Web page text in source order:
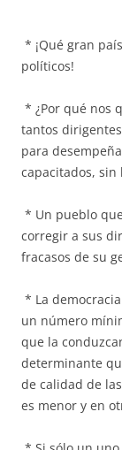
* ¡Qué gran
políticos!
* ¿Por qué nos
tantos
para
capacitados,
* Un pueblo
corregir a sus
fracasos de su
* La
un número
que la
determinante
de calidad de
es menor y en